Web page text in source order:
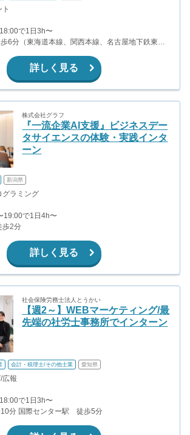
で1日3h〜
6分（東海道本線、関西本線、名古屋地下鉄東山
鉄津島線、名鉄常滑線） 近鉄名古屋駅から徒歩5分
詳しく見る
株式会社グラフ
『一流企業AI支援』ビジネスデー
タサイエンスの体験・実践インタ
ーン
新潟県
グラミング
19:00で1日4h〜
歩2分
詳しく見る
社会保険労務士法人とうかい
【週2～】WEBマーケティング/最
先端の社労士事務所でインターン
会計・税理士/その他士業 愛知県
広報
で1日3h〜
分 国際センター駅 徒歩5分